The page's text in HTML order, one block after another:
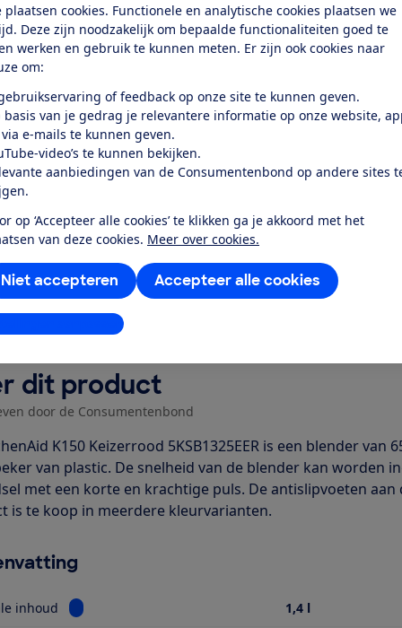
plaatsen cookies. Functionele en analytische cookies plaatsen we
Deze zijn noodzakelijk om bepaalde functionaliteiten goed te
werken en gebruik te kunnen meten. Er zijn ook cookies naar
om:
of feedback op onze site te kunnen geven.
basis van je gedrag je relevantere informatie op onze website,
e-mails te kunnen geven.
video’s te kunnen bekijken.
aanbiedingen van de Consumentenbond op andere sites
op ‘Accepteer alle cookies’ te klikken ga je akkoord met het
van deze cookies. Meer over cookies.
Accepteer alle cookies
Niet accepteren
aanpassen
toegang tot deze test?
Al lid? Log in
dit product
door de Consumentenbond
K150 Keizerrood 5KSB1325EER is een blender
van plastic. De snelheid van de blender kan worden
met een korte en krachtige puls. De antislipvoeten
is te koop in meerdere kleurvarianten.
inhoud Bekijk informatie voor Maximale inhoud
1,4 l